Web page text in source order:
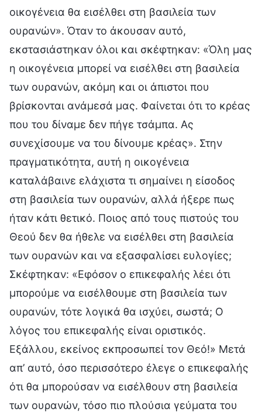
οικογένεια θα εισέλθει στη βασιλεία των
ουρανών». Όταν το άκουσαν αυτό,
εκστασιάστηκαν όλοι και σκέφτηκαν: «Όλη μας
η οικογένεια μπορεί να εισέλθει στη βασιλεία
των ουρανών, ακόμη και οι άπιστοι που
βρίσκονται ανάμεσά μας. Φαίνεται ότι το κρέας
που του δίναμε δεν πήγε τσάμπα. Ας
συνεχίσουμε να του δίνουμε κρέας». Στην
πραγματικότητα, αυτή η οικογένεια
καταλάβαινε ελάχιστα τι σημαίνει η είσοδος
στη βασιλεία των ουρανών, αλλά ήξερε πως
ήταν κάτι θετικό. Ποιος από τους πιστούς του
Θεού δεν θα ήθελε να εισέλθει στη βασιλεία
των ουρανών και να εξασφαλίσει ευλογίες;
Σκέφτηκαν: «Εφόσον ο επικεφαλής λέει ότι
μπορούμε να εισέλθουμε στη βασιλεία των
ουρανών, τότε λογικά θα ισχύει, σωστά; Ο
λόγος του επικεφαλής είναι οριστικός.
Εξάλλου, εκείνος εκπροσωπεί τον Θεό!» Μετά
απ’ αυτό, όσο περισσότερο έλεγε ο επικεφαλής
ότι θα μπορούσαν να εισέλθουν στη βασιλεία
των ουρανών, τόσο πιο πλούσια γεύματα του